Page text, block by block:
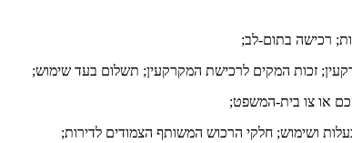
רכישה בתום-לב;
זכות המקים לרכישת המקרקעין; תשלום בעד שימוש;
או צו בית-המשפט;
ושימוש; חלקי הרכוש המשותף הצמודים לדירות;